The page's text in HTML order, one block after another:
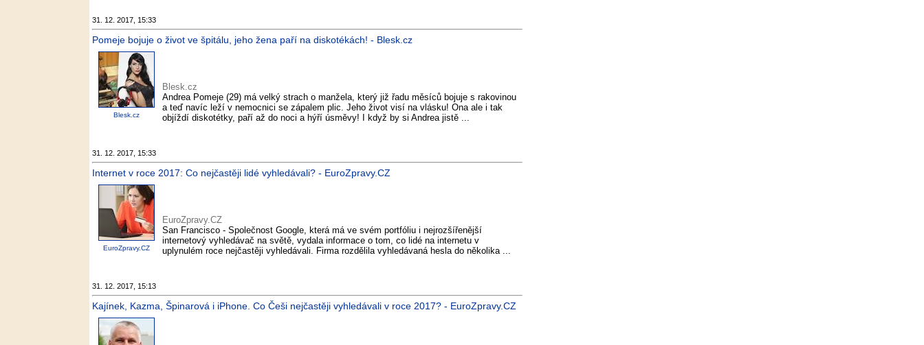
31. 12. 2017, 15:33
Pomeje bojuje o život ve špitálu, jeho žena paří na diskotékách! - Blesk.cz
Blesk.cz
Blesk.cz
Andrea Pomeje (29) má velký strach o manžela, který již řadu měsíců bojuje s rakovinou
a teď navíc leží v nemocnici se zápalem plic. Jeho život visí na vlásku! Ona ale i tak
objíždí diskotétky, paří až do noci a hýří úsměvy! I když by si Andrea jistě ...
31. 12. 2017, 15:33
Internet v roce 2017: Co nejčastěji lidé vyhledávali? - EuroZpravy.CZ
EuroZpravy.CZ
EuroZpravy.CZ
San Francisco - Společnost Google, která má ve svém portfóliu i nejrozšířenější
internetový vyhledávač na světě, vydala informace o tom, co lidé na internetu v
uplynulém roce nejčastěji vyhledávali. Firma rozdělila vyhledávaná hesla do několika ...
31. 12. 2017, 15:13
Kajínek, Kazma, Špinarová i iPhone. Co Češi nejčastěji vyhledávali v roce 2017? - EuroZpravy.CZ